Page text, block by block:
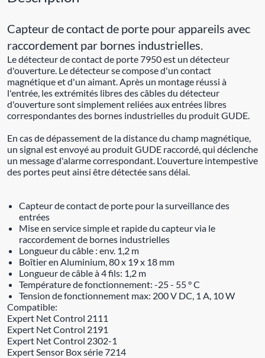
Capteur de contact de porte pour appareils avec
raccordement par bornes industrielles.
Le détecteur de contact de porte 7950 est un détecteur
d'ouverture. Le détecteur se compose d'un contact
magnétique et d'un aimant. Après un montage réussi à
l'entrée, les extrémités libres des câbles du détecteur
d'ouverture sont simplement reliées aux entrées libres
correspondantes des bornes industrielles du produit GUDE.
En cas de dépassement de la distance du champ magnétique,
un signal est envoyé au produit GUDE raccordé, qui déclenche
un message d'alarme correspondant. L'ouverture intempestive
des portes peut ainsi être détectée sans délai.
Capteur de contact de porte pour la surveillance des
entrées
Mise en service simple et rapide du capteur via le
raccordement de bornes industrielles
Longueur du câble : env. 1,2 m
Boîtier en Aluminium, 80 x 19 x 18 mm
Longueur de câble à 4 fils: 1,2 m
Température de fonctionnement: -25 - 55 ° C
Tension de fonctionnement max: 200 V DC, 1 A, 10 W
Compatible:
Expert Net Control 2111
Expert Net Control 2191
Expert Net Control 2302-1
Expert Sensor Box série 7214